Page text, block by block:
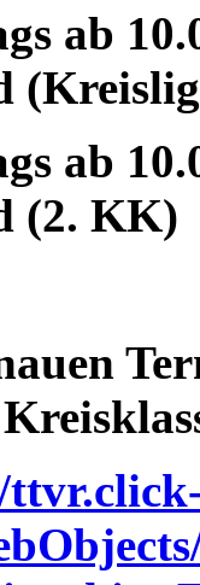
ab
ab
(2. KK)